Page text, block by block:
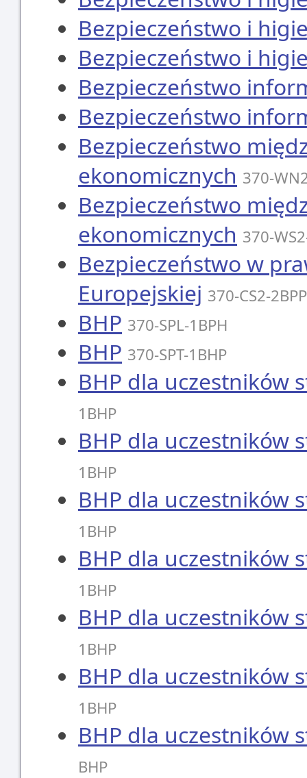
Bezpieczeństwo i
Bezpieczeństwo i
Bezpieczeństwo
Bezpieczeństwo
Bezpieczeństwo
ekonomicznych 370-
Bezpieczeństwo
ekonomicznych 370-
Bezpieczeństwo w
Europejskiej 370-CS2-2BPP
BHP 370-SPL-1BPH
BHP 370-SPT-1BHP
BHP dla uczestników
1BHP
BHP dla uczestników
1BHP
BHP dla uczestników
1BHP
BHP dla uczestników
1BHP
BHP dla uczestników
1BHP
BHP dla uczestników
1BHP
BHP dla uczestników
BHP